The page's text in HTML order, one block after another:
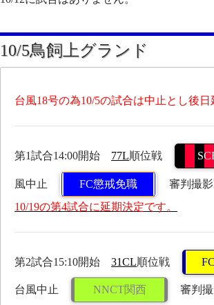
10/5鳥飼上グランド
台風18号の為10/5の試合は中止とし後日
第1試合14:00開始 77L順位戦
風中止 FC懲戒免職 審判撮
10/19の第4試合に延期決定です。
第2試合15:10開始 31CL順位戦
台風中止 NNCT関西 審判撮